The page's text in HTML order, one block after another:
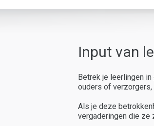
Input van
Betrek je leerlingen
ouders of verzorgers,
Als je deze
vergaderingen die ze